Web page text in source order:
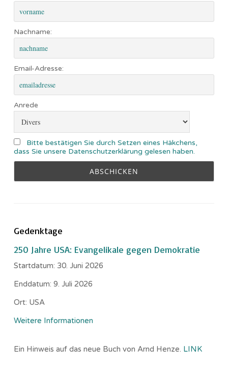
Nachname:
Email-Adresse:
Anrede
Bitte bestätigen Sie durch Setzen eines Häkchens,
dass Sie unsere Datenschutzerklärung gelesen haben.
Gedenktage
250 Jahre USA: Evangelikale gegen Demokratie
Startdatum: 30. Juni 2026
Enddatum: 9. Juli 2026
Ort: USA
Weitere Informationen
Ein Hinweis auf das neue Buch von Arnd Henze. LINK